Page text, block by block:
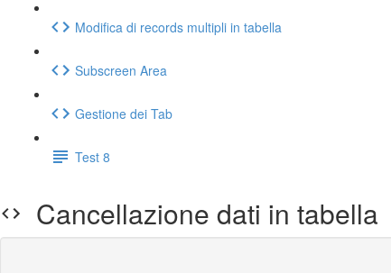
Modifica di records multipli in tabella
Subscreen Area
Gestione dei Tab
Test 8
Cancellazione dati in tabella